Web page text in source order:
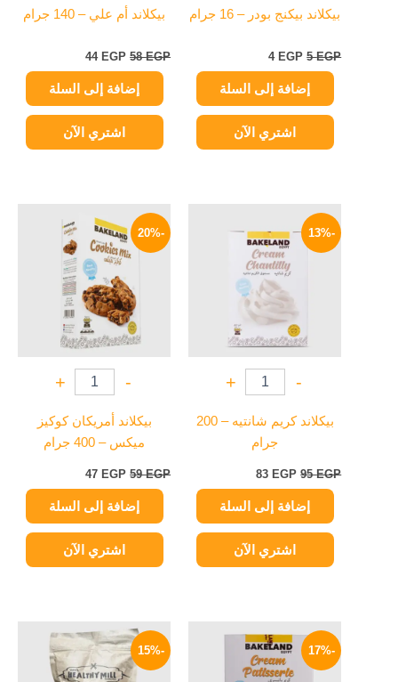
بيكلاند بيكنج بودر – 16 جرام
5EGP
4 EGP
إضافة إلى السلة
اشتري الآن
بيكلاند أم علي – 140 جرام
58EGP
44 EGP
إضافة إلى السلة
اشتري الآن
-13%
-
+
بيكلاند كريم شانتيه – 200
جرام
95EGP
هو:
83 EGP
هو:
83 EGP.
إضافة إلى السلة
اشتري الآن
-20%
-
+
بيكلاند أمريكان كوكيز
ميكس – 400 جرام
59EGP
الأصلي
هو:
59 EGP.
47 EGP
الحالي
هو:
47 EGP.
إضافة إلى السلة
اشتري الآن
-17%
الأصلي
هو:
70 EGP.
الحالي
هو:
58 EGP.
-15%
السعر
الأصلي
هو:
75 EGP.
الحالي
هو:
64 EGP.